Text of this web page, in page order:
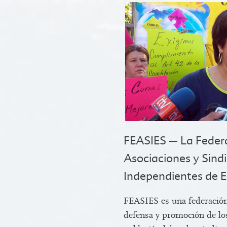
FEASIES – La
Asociaciones y
Independientes de
FEASIES es una
defensa y promoción de